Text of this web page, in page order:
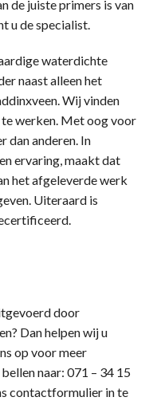
de juiste primers is van
u de specialist.
waterdichte
naast alleen het
Wij vinden
werken. Met oog voor
dan anderen. In
ervaring, maakt dat
het afgeleverde werk
Uiteraard is
door
Dan helpen wij u
op voor meer
naar: 071 – 34 15
contactformulier in te